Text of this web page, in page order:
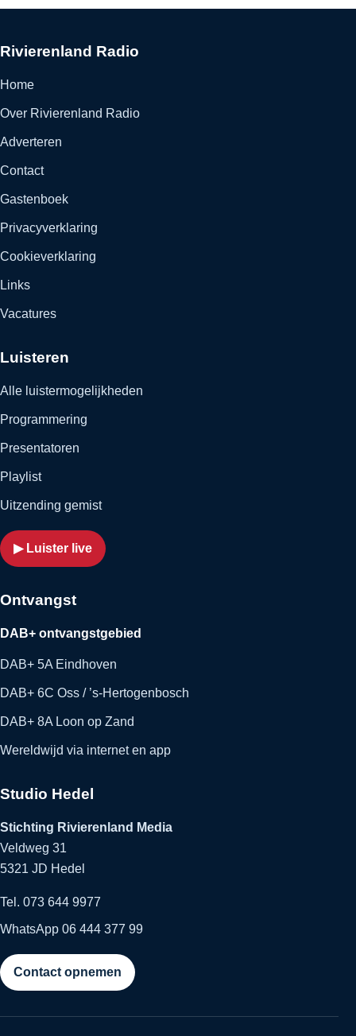
Rivierenland Radio
Home
Over Rivierenland Radio
Adverteren
Contact
Gastenboek
Privacyverklaring
Cookieverklaring
Links
Vacatures
Luisteren
Alle luistermogelijkheden
Programmering
Presentatoren
Playlist
Uitzending gemist
▶ Luister live
Ontvangst
DAB+ ontvangstgebied
DAB+ 5A Eindhoven
DAB+ 6C Oss / ’s-Hertogenbosch
DAB+ 8A Loon op Zand
Wereldwijd via internet en app
Studio Hedel
Stichting Rivierenland Media
Veldweg 31
5321 JD Hedel
Tel. 073 644 9977
WhatsApp 06 444 377 99
Contact opnemen